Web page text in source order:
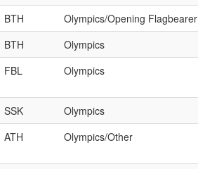
BTH Olympics/Opening Flagbearer
BTH Olympics
FBL Olympics
SSK Olympics
ATH Olympics/Other